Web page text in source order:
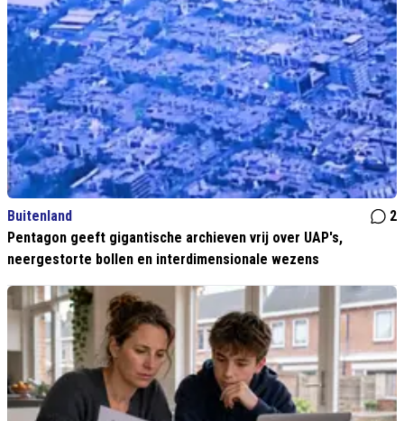
Buitenland
2
Pentagon geeft gigantische archieven vrij over UAP's,
neergestorte bollen en interdimensionale wezens